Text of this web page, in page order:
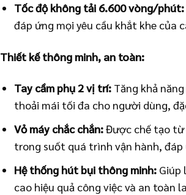
Tốc độ không tải 6.600 vòng/phút:
đáp ứng mọi yêu cầu khắt khe của
Thiết kế thông minh, an toàn:
Tay cầm phụ 2 vị trí: Tăng khả
thoải mái tối đa cho người dùng,
Vỏ máy chắc chắn:Được chế tạo từ
trong suốt quá trình vận hành,
Hệ thống hút bụi thông minh: Giúp
cao hiệu quả công việc và an toàn